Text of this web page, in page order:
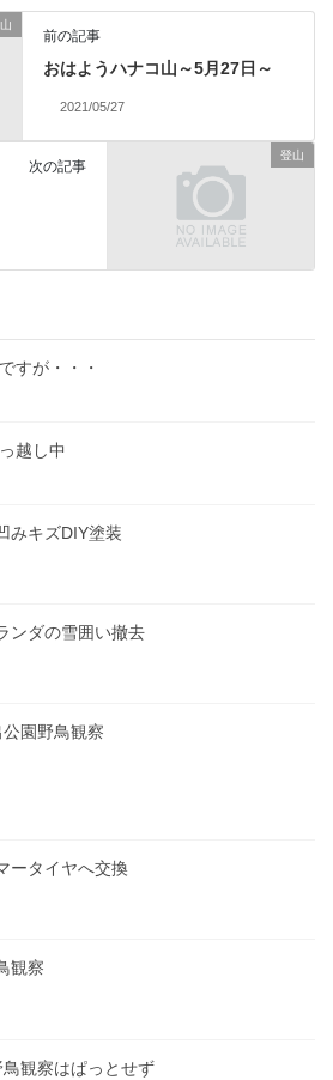
前の記事
おはようハナコ山～5月27日～
2021/05/27
登山
次の記事
すが・・・
越し中
みキズDIY塗装
ンダの雪囲い撤去
園野鳥観察
ータイヤへ交換
観察
観察はぱっとせず